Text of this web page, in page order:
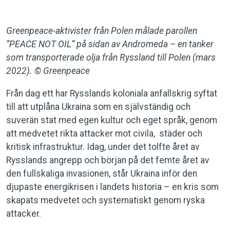
Greenpeace-aktivister från Polen målade parollen
”PEACE NOT OIL” på sidan av Andromeda – en tanker
som transporterade olja från Ryssland till Polen (mars
2022). © Greenpeace
Från dag ett har Rysslands koloniala anfallskrig syftat
till att utplåna Ukraina som en självständig och
suverän stat med egen kultur och eget språk, genom
att medvetet rikta attacker mot civila, städer och
kritisk infrastruktur. Idag, under det tolfte året av
Rysslands angrepp och början på det femte året av
den fullskaliga invasionen, står Ukraina inför den
djupaste energikrisen i landets historia – en kris som
skapats medvetet och systematiskt genom ryska
attacker.